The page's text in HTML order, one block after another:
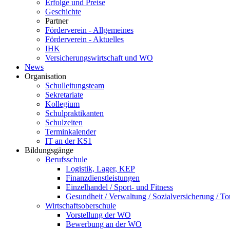
Erfolge und Preise
Geschichte
Partner
Förderverein - Allgemeines
Förderverein - Aktuelles
IHK
Versicherungswirtschaft und WO
News
Organisation
Schulleitungsteam
Sekretariate
Kollegium
Schulpraktikanten
Schulzeiten
Terminkalender
IT an der KS1
Bildungsgänge
Berufsschule
Logistik, Lager, KEP
Finanzdienstleistungen
Einzelhandel / Sport- und Fitness
Gesundheit / Verwaltung / Sozialversicherung /
Wirtschaftsoberschule
Vorstellung der WO
Bewerbung an der WO